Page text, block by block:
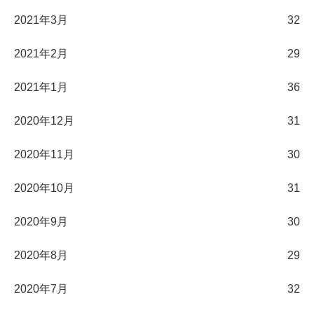
2021年3月 32
2021年2月 29
2021年1月 36
2020年12月 31
2020年11月 30
2020年10月 31
2020年9月 30
2020年8月 29
2020年7月 32